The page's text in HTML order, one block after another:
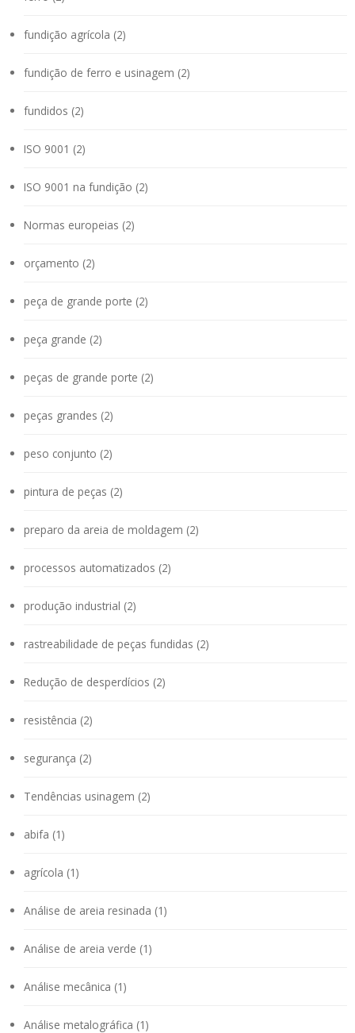
fundição agrícola (2)
fundição de ferro e usinagem (2)
fundidos (2)
ISO 9001 (2)
ISO 9001 na fundição (2)
Normas europeias (2)
orçamento (2)
peça de grande porte (2)
peça grande (2)
peças de grande porte (2)
peças grandes (2)
peso conjunto (2)
pintura de peças (2)
preparo da areia de moldagem (2)
processos automatizados (2)
produção industrial (2)
rastreabilidade de peças fundidas (2)
Redução de desperdícios (2)
resistência (2)
segurança (2)
Tendências usinagem (2)
abifa (1)
agrícola (1)
Análise de areia resinada (1)
Análise de areia verde (1)
Análise mecânica (1)
Análise metalográfica (1)